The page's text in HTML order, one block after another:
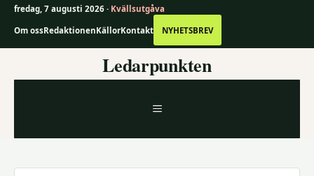
fredag, 7 augusti 2026 · Kvällsutgåva
Om ossRedaktionenKällorKontakt NYHETSBREV
Ledarpunkten
MENY